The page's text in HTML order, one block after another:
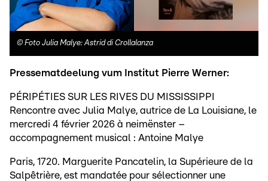
© Foto Julia Malye: Astrid di Crollalanza
Pressematdeelung vum Institut Pierre Werner:
PÉRIPÉTIES SUR LES RIVES DU MISSISSIPPI
Rencontre avec Julia Malye, autrice de La Louisiane, le
mercredi 4 février 2026 à neimënster –
accompagnement musical : Antoine Malye
Paris, 1720. Marguerite Pancatelin, la Supérieure de la
Salpêtrière, est mandatée pour sélectionner une